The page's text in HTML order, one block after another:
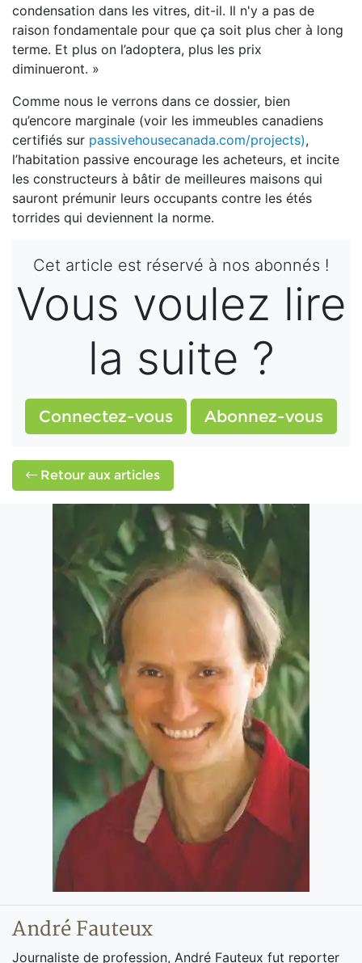
condensation dans les vitres, dit-il. Il n'y a pas de
raison fondamentale pour que ça soit plus cher à long
terme. Et plus on l’adoptera, plus les prix
diminueront. »
Comme nous le verrons dans ce dossier, bien
qu’encore marginale (voir les immeubles canadiens
certifiés sur passivehousecanada.com/projects),
l’habitation passive encourage les acheteurs, et incite
les constructeurs à bâtir de meilleures maisons qui
sauront prémunir leurs occupants contre les étés
torrides qui deviennent la norme.
Cet article est réservé à nos abonnés !
Vous voulez lire
la suite ?
Connectez-vous Abonnez-vous
Retour aux articles
André Fauteux
Journaliste de profession, André Fauteux fut reporter